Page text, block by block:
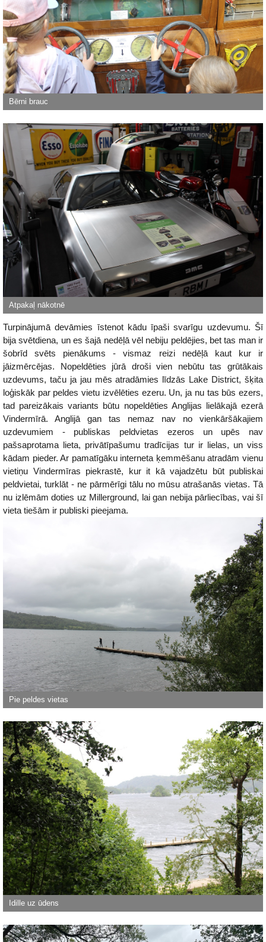
Turpinājumā devāmies īstenot kādu īpaši svarīgu uzdevumu. Šī
bija svētdiena, un es šajā nedēļā vēl nebiju peldējies, bet tas man ir
šobrīd svēts pienākums - vismaz reizi nedēļā kaut kur ir
jāizmērcējas. Nopeldēties jūrā droši vien nebūtu tas grūtākais
uzdevums, taču ja jau mēs atradāmies līdzās Lake District, šķita
loģiskāk par peldes vietu izvēlēties ezeru. Un, ja nu tas būs ezers,
tad pareizākais variants būtu nopeldēties Anglijas lielākajā ezerā
Vindermīrā. Anglijā gan tas nemaz nav no vienkāršākajiem
uzdevumiem - publiskas peldvietas ezeros un upēs nav
pašsaprotama lieta, privātīpašumu tradīcijas tur ir lielas, un viss
kādam pieder. Ar pamatīgāku interneta ķemmēšanu atradām vienu
vietiņu Vindermīras piekrastē, kur it kā vajadzētu būt publiskai
peldvietai, turklāt - ne pārmērīgi tālu no mūsu atrašanās vietas. Tā
nu izlēmām doties uz Millerground, lai gan nebija pārliecības, vai šī
vieta tiešām ir publiski pieejama.